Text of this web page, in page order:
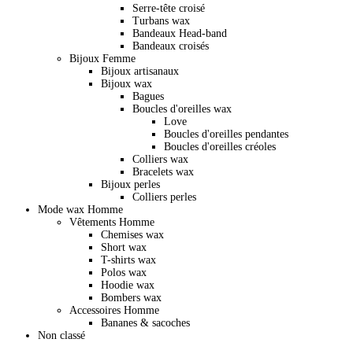
Serre-tête croisé
Turbans wax
Bandeaux Head-band
Bandeaux croisés
Bijoux Femme
Bijoux artisanaux
Bijoux wax
Bagues
Boucles d'oreilles wax
Love
Boucles d'oreilles pendantes
Boucles d'oreilles créoles
Colliers wax
Bracelets wax
Bijoux perles
Colliers perles
Mode wax Homme
Vêtements Homme
Chemises wax
Short wax
T-shirts wax
Polos wax
Hoodie wax
Bombers wax
Accessoires Homme
Bananes & sacoches
Non classé